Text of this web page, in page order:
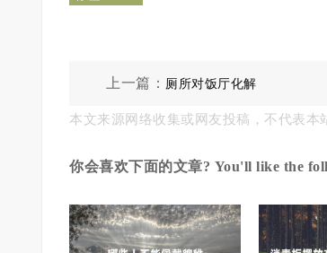
上一篇： 厕所对饭厅化解
本文来源网络收集或网友投稿，不代表
你会喜欢下面的文章? You'll like the